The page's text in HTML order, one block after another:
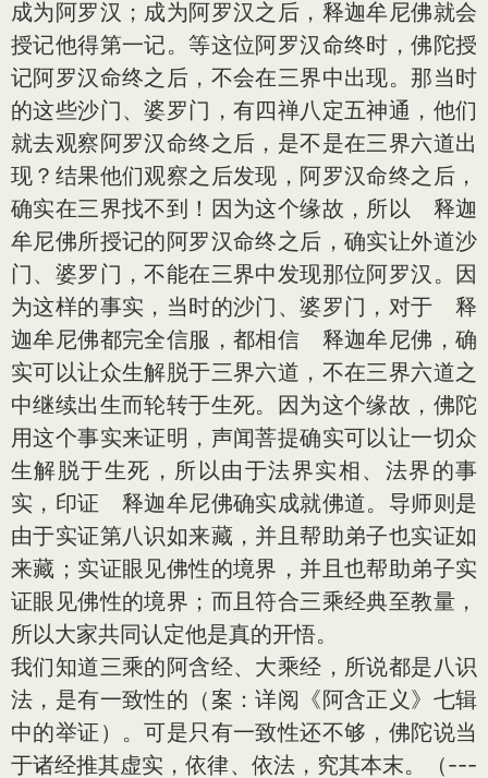
成为阿罗汉；成为阿罗汉之后，释迦牟尼佛就会
授记他得第一记。等这位阿罗汉命终时，佛陀授
记阿罗汉命终之后，不会在三界中出现。那当时
的这些沙门、婆罗门，有四禅八定五神通，他们
就去观察阿罗汉命终之后，是不是在三界六道出
现？结果他们观察之后发现，阿罗汉命终之后，
确实在三界找不到！因为这个缘故，所以 释迦
牟尼佛所授记的阿罗汉命终之后，确实让外道沙
门、婆罗门，不能在三界中发现那位阿罗汉。因
为这样的事实，当时的沙门、婆罗门，对于 释
迦牟尼佛都完全信服，都相信 释迦牟尼佛，确
实可以让众生解脱于三界六道，不在三界六道之
中继续出生而轮转于生死。因为这个缘故，佛陀
用这个事实来证明，声闻菩提确实可以让一切众
生解脱于生死，所以由于法界实相、法界的事
实，印证 释迦牟尼佛确实成就佛道。导师则是
由于实证第八识如来藏，并且帮助弟子也实证如
来藏；实证眼见佛性的境界，并且也帮助弟子实
证眼见佛性的境界；而且符合三乘经典至教量，
所以大家共同认定他是真的开悟。
我们知道三乘的阿含经、大乘经，所说都是八识
法，是有一致性的（案：详阅《阿含正义》七辑
中的举证）。可是只有一致性还不够，佛陀说当
于诸经推其虚实，依律、依法，究其本末。（---